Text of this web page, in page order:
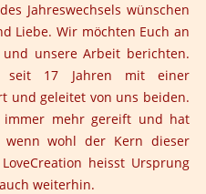
Jahreswechsels wünschen
Liebe. Wir möchten Euch an
unsere Arbeit berichten.
seit 17 Jahren mit einer
und geleitet von uns beiden.
immer mehr gereift und hat
wenn wohl der Kern dieser
heisst Ursprung
weiterhin.